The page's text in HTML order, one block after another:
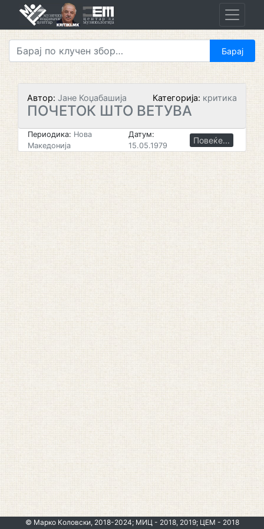
Автор: Јане Коџабашија Категорија: критика
ПОЧЕТОК ШТО ВЕТУВА
Периодика: Нова
Македонија
Датум:
15.05.1979
Повеќе...
© Марко Коловски, 2018-2024; МИЦ - 2018, 2019; ЦЕМ - 2018